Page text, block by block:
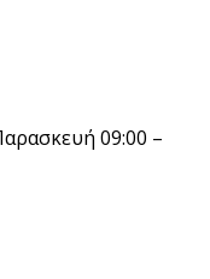
09:00 –